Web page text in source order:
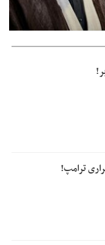
فاقد سندیت است
ترامپ!